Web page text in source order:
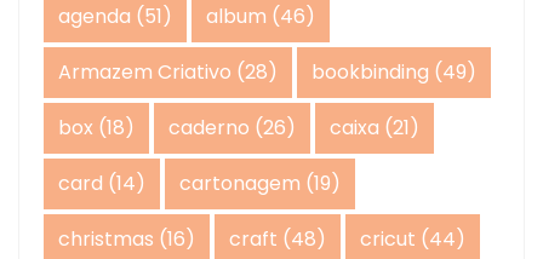
agenda (51) album (46)
Armazem Criativo (28) bookbinding (49)
box (18) caderno (26) caixa (21)
card (14) cartonagem (19)
christmas (16) craft (48) cricut (44)